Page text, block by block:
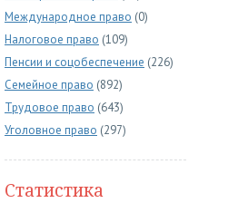
Международное право (0)
Налоговое право (109)
Пенсии и соцобеспечение (226)
Семейное право (892)
Трудовое право (643)
Уголовное право (297)
Статистика